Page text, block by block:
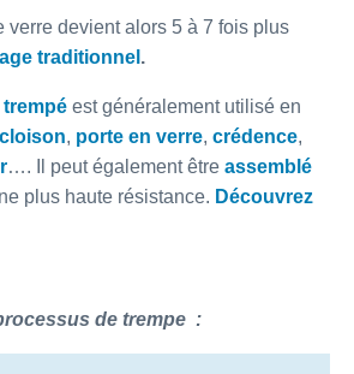
verre devient alors 5 à 7 fois plus
traditionnel .
est généralement utilisé en
cloison, porte en verre, crédence,
…. Il peut également être assemblé
plus haute résistance. Découvrez
de trempe :